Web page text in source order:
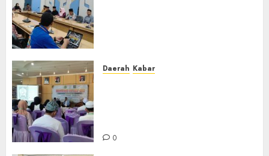
Daerah Kabar
0